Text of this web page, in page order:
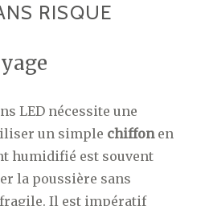
RISQUE
LED nécessite une
un simple chiffonen
humidifié est souvent
la poussière sans
Il est impératif